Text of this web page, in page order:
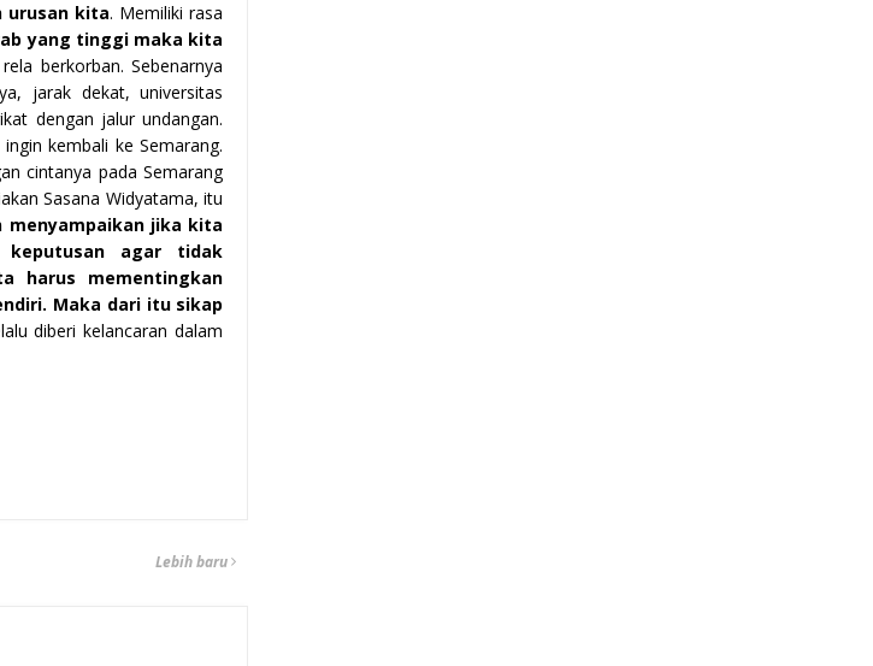
urusan kita. Memiliki rasa
yang tinggi maka kita
berkorban. Sebenarnya
jarak dekat, universitas
dengan jalur undangan.
kembali ke Semarang.
cintanya pada Semarang
Sasana Widyatama, itu
menyampaikan jika kita
keputusan agar tidak
harus mementingkan
Maka dari itu sikap
diberi kelancaran dalam
Lebih baru